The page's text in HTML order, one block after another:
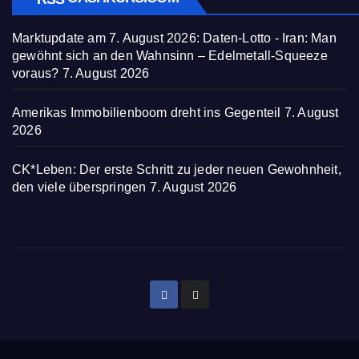
Marktupdate am 7. August 2026: Daten-Lotto - Iran: Man
gewöhnt sich an den Wahnsinn – Edelmetall-Squeeze
voraus? 7. August 2026
Amerikas Immobilienboom dreht ins Gegenteil 7. August
2026
CK*Leben: Der erste Schritt zu jeder neuen Gewohnheit,
den viele überspringen 7. August 2026